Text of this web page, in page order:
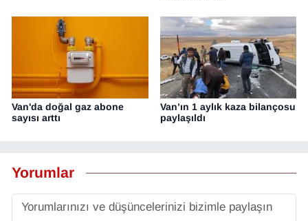
Van'da doğal gaz abone
sayısı arttı
Van’ın 1 aylık kaza bilançosu
paylaşıldı
Yorumlar